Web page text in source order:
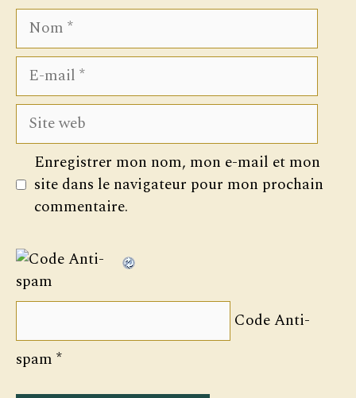
Nom
E-
mail
Site
web
Enregistrer mon nom, mon e-mail et mon
site dans le navigateur pour mon prochain
commentaire.
Code Anti-
spam *